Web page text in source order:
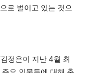
로 벌이고 있는 것으
정은이 지난 4월 최